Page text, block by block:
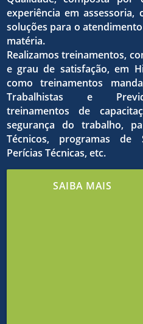
o
experiência em
soluções para o
matéria.
Realizamos treinamentos,
e grau de satisfação, em
como treinamentos
Trabalhistas e
treinamentos de
segurança do trabalho,
Técnicos, programas de
Perícias Técnicas, etc.
SAIBA MAIS